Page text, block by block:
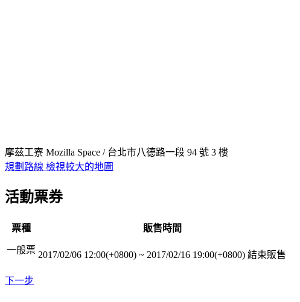
摩茲工寮 Mozilla Space / 台北市八德路一段 94 號 3 樓
規劃路線 檢視較大的地圖
活動票券
票種 販售時間
一般票 2017/02/06 12:00(+0800) ~ 2017/02/16 19:00(+0800) 結束販售
下一步